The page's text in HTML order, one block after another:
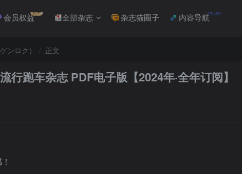
会员权益VIP 全部杂志 杂志猫圈子 内容导航NEW
ンロク） 正文
行跑车杂志 PDF电子版【2024年·全年订阅】